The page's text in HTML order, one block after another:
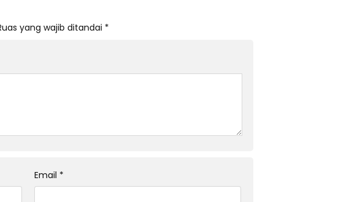
yang wajib ditandai *
Email *